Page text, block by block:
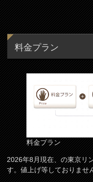
料金プラン
料金プラン
2026年8月現在、の東京リ
す。値上げ等しておりませ